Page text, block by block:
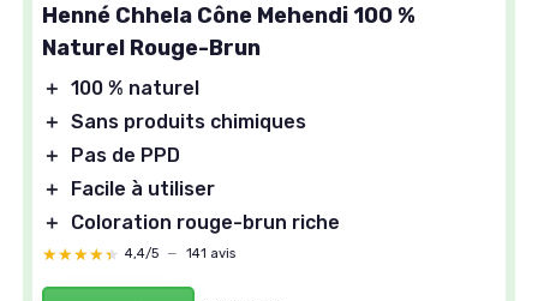
Henné Chhela Cône Mehendi 100 %
Naturel Rouge-Brun
＋ 100 % naturel
＋ Sans produits chimiques
＋
Pas de PPD
＋
Facile à utiliser
＋
Coloration rouge-brun riche
★★★★★
★★★★★ 4,4/5 — 141 avis